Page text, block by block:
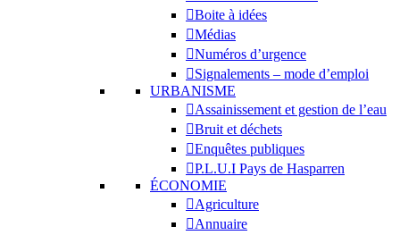
Boite à idées
Médias
Numéros d’urgence
Signalements – mode d’emploi
URBANISME
Assainissement et gestion de l’eau
Bruit et déchets
Enquêtes publiques
P.L.U.I Pays de Hasparren
ÉCONOMIE
Agriculture
Annuaire